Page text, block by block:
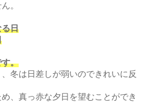
。
る日
す。
冬は日差しが弱いのできれいに反
、真っ赤な夕日を望むことができ